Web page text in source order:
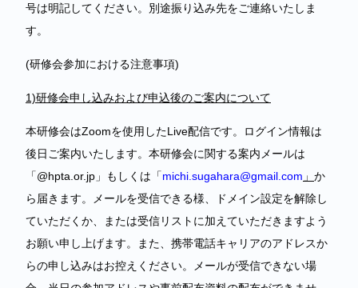
号は明記してください。別途振り込み先をご連絡いたしま
す。
(研修会参加における注意事項)
1)研修会申し込みおよび申込後のご案内について
本研修会はZoomを使用したLive配信です。ログイン情報は
後日ご案内いたします。本研修会に関する案内メールは
「@hpta.or.jp」もしくは「michi.sugahara@gmail.com 」 か
ら届きます。メールを受信できる様、ドメイン設定を解除し
ていただくか、または受信リストに加えていただきますよう
お願い申し上げます。また、携帯電話キャリアのアドレスか
らの申し込みはお控えください。メールが受信できない場